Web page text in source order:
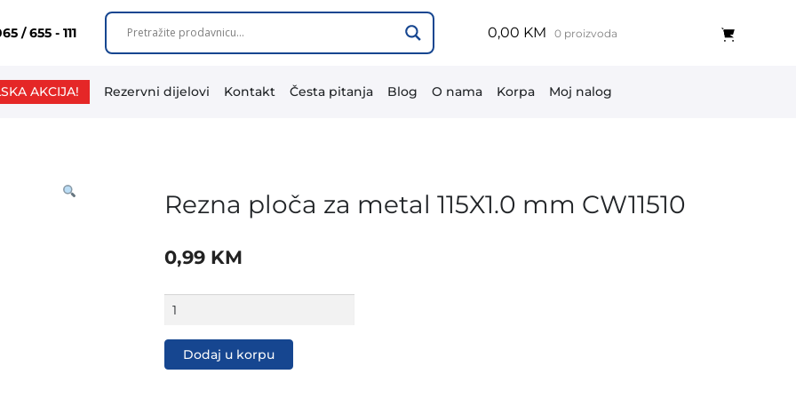
/ 655 - 111 0,00 KM 0 proizvoda
AKCIJA! Rezervni dijelovi Kontakt Česta pitanja Blog O nama Korpa Moj nalog
Rezna ploča za metal 115X1.0 mm CW11510
0,99 KM
ploča
metal
115X1.0
Dodaj u korpu